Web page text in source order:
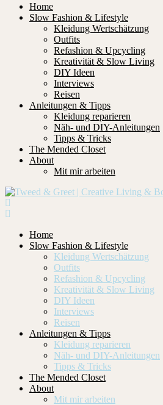
Home
Slow Fashion & Lifestyle
Kleidung Wertschätzung
Outfits
Refashion & Upcycling
Kreativität & Slow Living
DIY Ideen
Interviews
Reisen
Anleitungen & Tipps
Kleidung reparieren
Näh- und DIY-Anleitungen
Tipps & Tricks
The Mended Closet
About
Mit mir arbeiten
Home
Slow Fashion & Lifestyle
Kleidung Wertschätzung
Outfits
Refashion & Upcycling
Kreativität & Slow Living
DIY Ideen
Interviews
Reisen
Anleitungen & Tipps
Kleidung reparieren
Näh- und DIY-Anleitungen
Tipps & Tricks
The Mended Closet
About
Mit mir arbeiten